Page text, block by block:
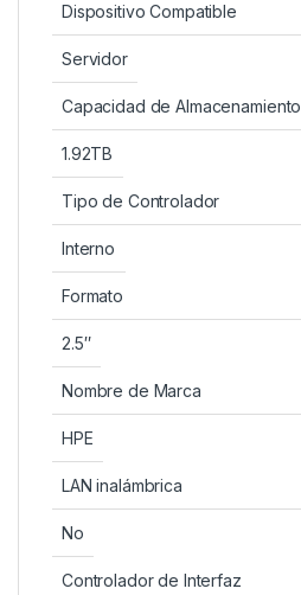
Dispositivo Compatible
Servidor
Capacidad de Almacenamiento
1.92TB
Tipo de Controlador
Interno
Formato
2.5″
Nombre de Marca
HPE
LAN inalámbrica
No
Controlador de Interfaz